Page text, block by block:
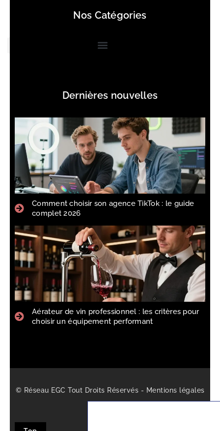
Nos Catégories
Dernières nouvelles
Comment choisir son agence TikTok : le guide
complet 2026
Aérateur de vin professionnel : les critères pour
choisir un équipement performant
© Réseau EGC Tout Droits Réservés - Mentions légales